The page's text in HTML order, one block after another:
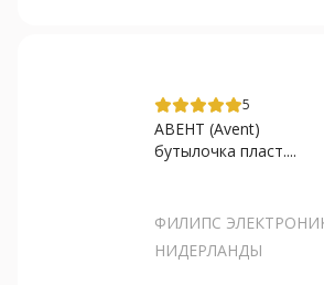
5
АВЕНТ (Avent)
бутылочка пласт....
ФИЛИПС
НИДЕРЛАНДЫ